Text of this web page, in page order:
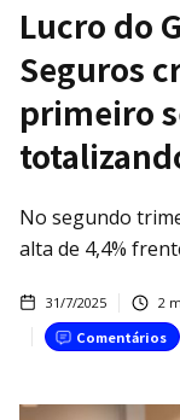
Lucro do
Seguros
primeiro
No segundo
alta de 4,4%
31/7/2025 2
Comentários